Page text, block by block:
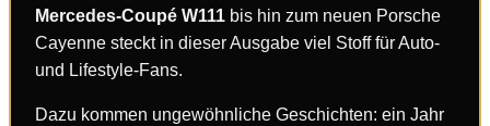
Mercedes-Coupé W111 bis hin zum neuen Porsche
Cayenne steckt in dieser Ausgabe viel Stoff für Auto-
und Lifestyle-Fans.
Dazu kommen ungewöhnliche Geschichten: ein Jahr